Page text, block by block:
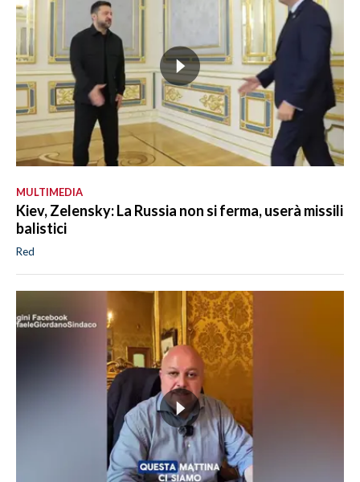
MULTIMEDIA
Kiev, Zelensky: La Russia non si ferma, userà missili
balistici
Red